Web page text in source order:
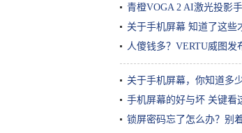
青橙VOGA 2 AI激光投影
关于手机屏幕 知道了这些
人傻钱多？VERTU威图发
关于手机屏幕，你知道多少
手机屏幕的好与坏 关键看
锁屏密码忘了怎么办？别